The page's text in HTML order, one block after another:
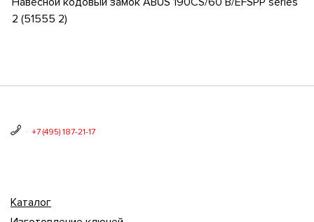
2 (51555 2)
+7 (495) 187-21-17
Каталог